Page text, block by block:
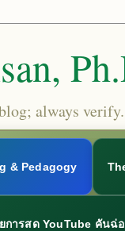
always verify.
& Pedagogy
การสด YouTube คันฉ่